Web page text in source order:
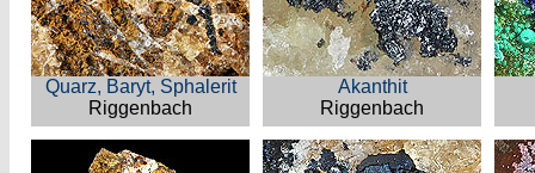
Quarz, Baryt, Sphalerit
Riggenbach
Akanthit
Riggenbach